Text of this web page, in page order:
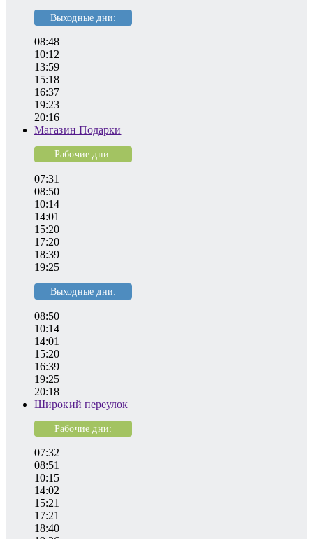
Выходные дни:
08:48
10:12
13:59
15:18
16:37
19:23
20:16
Магазин Подарки
Рабочие дни:
07:31
08:50
10:14
14:01
15:20
17:20
18:39
19:25
Выходные дни:
08:50
10:14
14:01
15:20
16:39
19:25
20:18
Широкий переулок
Рабочие дни:
07:32
08:51
10:15
14:02
15:21
17:21
18:40